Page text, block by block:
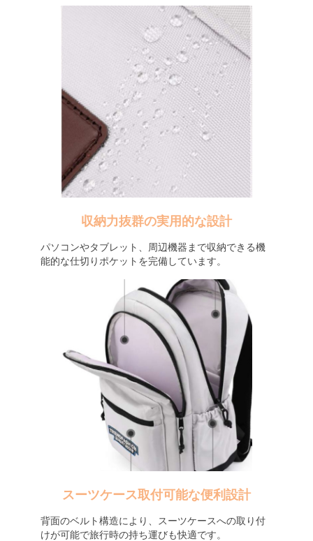
収納力抜群の実用的な設計
パソコンやタブレット、周辺機器まで収納できる機
能的な仕切りポケットを完備しています。
スーツケース取付可能な便利設計
背面のベルト構造により、スーツケースへの取り付
けが可能で旅行時の持ち運びも快適です。